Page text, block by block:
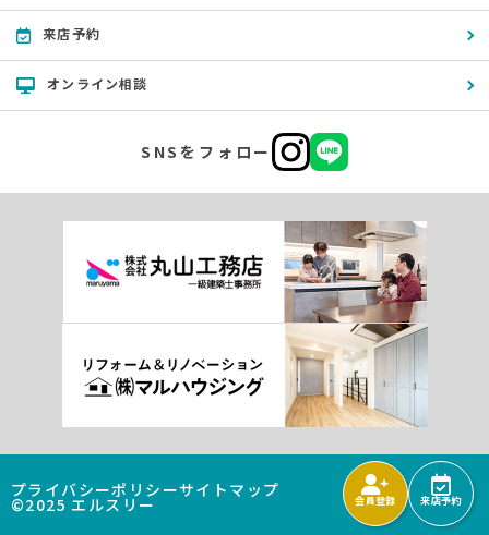
会員登録 来店予約
来店予約
オンライン相談
SNSをフォロー
プライバシーポリシーサイトマップ
©2025 エルスリー